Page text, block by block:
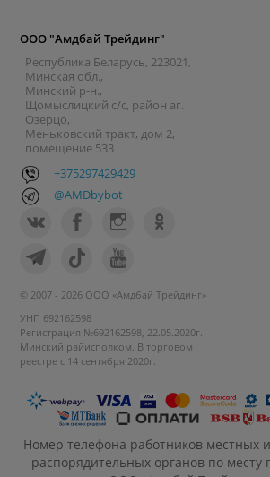
ООО "Амдбай Трейдинг"
Республика Беларусь, 223021,
Минская обл.,
Минский р-н.,
Щомыслицкий с/с, район аг.
Озерцо,
Меньковский тракт, дом 2,
помещение 533
+375297429429
@AMDbybot
© 2007 - 2026 ООО «Амдбай Трейдинг»
УНП 692162598
Регистрация №692162598, 22.05.2020г.
Минский райисполком. В торговом
реестре с 14 сентября 2020г.
Номер телефона работников местных
распорядительных органов по месту